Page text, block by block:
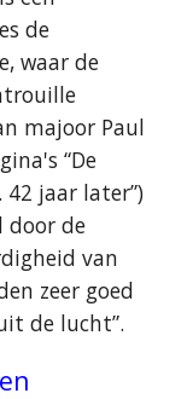
de
waar de
majoor Paul
“De
42 jaar later”)
door de
van
zeer goed
de lucht”.